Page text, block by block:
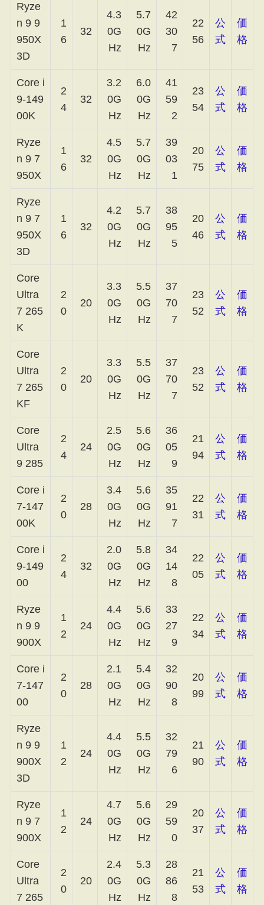
Ryze
n 9 9
950X
3D
1
6
32
4.3
0G
Hz
5.7
0G
Hz
42
30
7
22
56
公
式
価
格
Core i
9-149
00K
2
4
32
3.2
0G
Hz
6.0
0G
Hz
41
59
2
23
54
公
式
価
格
Ryze
n 9 7
950X
1
6
32
4.5
0G
Hz
5.7
0G
Hz
39
03
1
20
75
公
式
価
格
Ryze
n 9 7
950X
3D
1
6
32
4.2
0G
Hz
5.7
0G
Hz
38
95
5
20
46
公
式
価
格
Core
Ultra
7 265
K
2
0
20
3.3
0G
Hz
5.5
0G
Hz
37
70
7
23
52
公
式
価
格
Core
Ultra
7 265
KF
2
0
20
3.3
0G
Hz
5.5
0G
Hz
37
70
7
23
52
公
式
価
格
Core
Ultra
9 285
2
4
24
2.5
0G
Hz
5.6
0G
Hz
36
05
9
21
94
公
式
価
格
Core i
7-147
00K
2
0
28
3.4
0G
Hz
5.6
0G
Hz
35
91
7
22
31
公
式
価
格
Core i
9-149
00
2
4
32
2.0
0G
Hz
5.8
0G
Hz
34
14
8
22
05
公
式
価
格
Ryze
n 9 9
900X
1
2
24
4.4
0G
Hz
5.6
0G
Hz
33
27
9
22
34
公
式
価
格
Core i
7-147
00
2
0
28
2.1
0G
Hz
5.4
0G
Hz
32
90
8
20
99
公
式
価
格
Ryze
n 9 9
900X
3D
1
2
24
4.4
0G
Hz
5.5
0G
Hz
32
79
6
21
90
公
式
価
格
Ryze
n 9 7
900X
1
2
24
4.7
0G
Hz
5.6
0G
Hz
29
59
0
20
37
公
式
価
格
Core
Ultra
7 265
2
0
20
2.4
0G
Hz
5.3
0G
Hz
28
86
8
21
53
公
式
価
格